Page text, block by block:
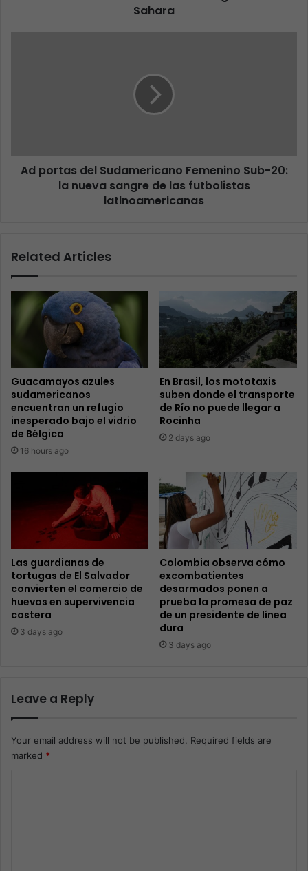
Sahara
Ad portas del Sudamericano Femenino Sub-20:
la nueva sangre de las futbolistas
latinoamericanas
Related Articles
Guacamayos azules
sudamericanos
encuentran un refugio
inesperado bajo el vidrio
de Bélgica
16 hours ago
En Brasil, los mototaxis
suben donde el transporte
de Río no puede llegar a
Rocinha
2 days ago
Las guardianas de
tortugas de El Salvador
convierten el comercio de
huevos en supervivencia
costera
3 days ago
Colombia observa cómo
excombatientes
desarmados ponen a
prueba la promesa de paz
de un presidente de línea
dura
3 days ago
Leave a Reply
Your email address will not be published. Required fields are
marked *